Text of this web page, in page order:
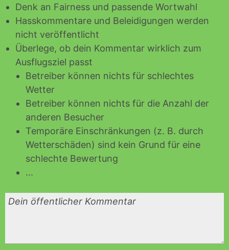
Denk an Fairness und passende Wortwahl
Hasskommentare und Beleidigungen werden
nicht veröffentlicht
Überlege, ob dein Kommentar wirklich zum
Ausflugsziel passt
Betreiber können nichts für schlechtes
Wetter
Betreiber können nichts für die Anzahl der
anderen Besucher
Temporäre Einschränkungen (z. B. durch
Wetterschäden) sind kein Grund für eine
schlechte Bewertung
...